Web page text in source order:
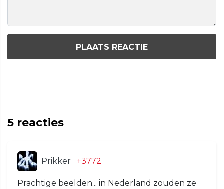
PLAATS REACTIE
5 reacties
Prikker +3772
Prachtige beelden... in Nederland zouden ze